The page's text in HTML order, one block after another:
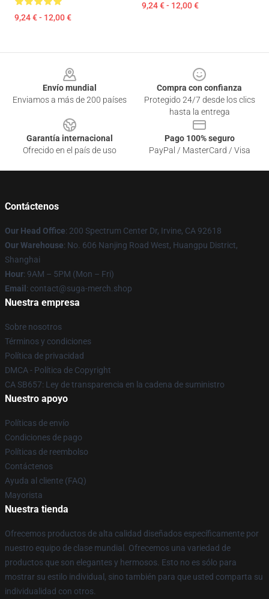
9,24 € - 12,00 €
9,24 € - 12,00 €
Envío mundial
Enviamos a más de 200 países
Compra con confianza
Protegido 24/7 desde los clics
hasta la entrega
Garantía internacional
Ofrecido en el país de uso
Pago 100% seguro
PayPal / MasterCard / Visa
Contáctenos
Our Head Office: 200 Spectrum Center Dr, Irvine, CA 92618
Our Warehouse: No. 606 Nanjing Road West, Huangpu District,
Shanghai
Hour: 9AM – 5PM (Mon – Fri)
Email : contact@suga-merch.shop
Nuestra empresa
Sobre nosotros
Términos y condiciones
Política de privacidad
DMCA - Política de Copyright
CA SB657: Ley de transparencia en la cadena de suministro
Nuestro apoyo
Políticas de envío
Condiciones de pago
Políticas de reembolso
Contáctenos
Ayuda al cliente (FAQ)
Mayorista
Nuestra tienda
Ofrecemos productos de alta calidad diseñados específicamente por
nuestro equipo de clase mundial. Ofrecemos una variedad de
productos que son elegantes y hermosos. Esto no es sólo para
mostrar su estilo individual, sino también para que usted comparta su
individualidad con otros.